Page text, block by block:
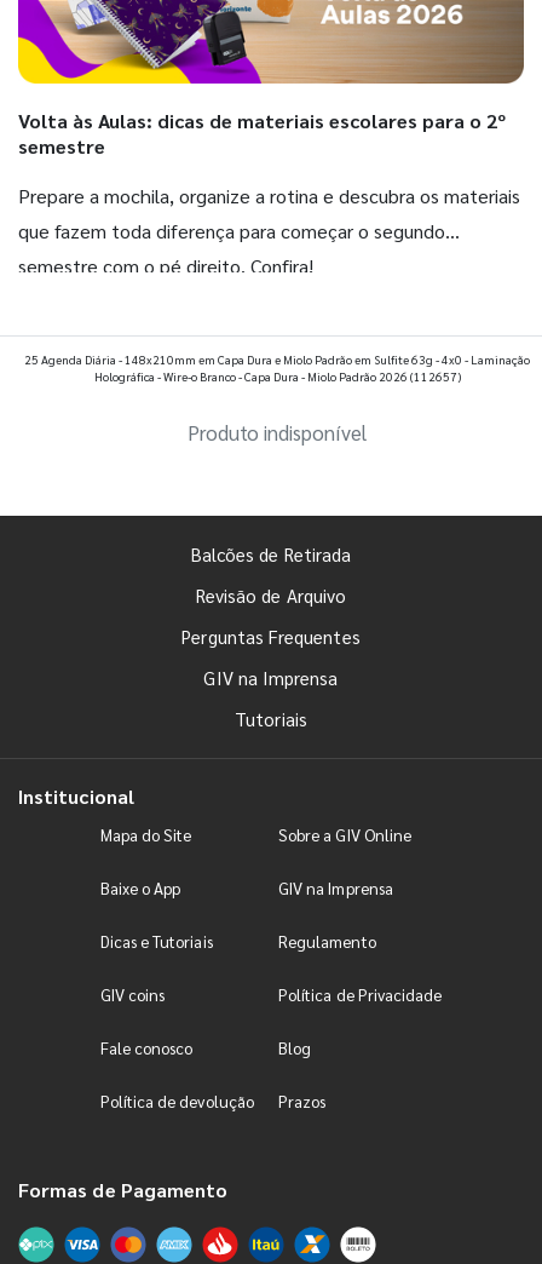
Volta às Aulas: dicas de materiais escolares para o 2º
semestre
Prepare a mochila, organize a rotina e descubra os materiais
que fazem toda diferença para começar o segundo
semestre com o pé direito. Confira!
25 Agenda Diária - 148x210mm em Capa Dura e Miolo Padrão em Sulfite 63g - 4x0 - Laminação
Holográfica - Wire-o Branco - Capa Dura - Miolo Padrão 2026 (112657)
Produto indisponível
Balcões de Retirada
Revisão de Arquivo
Perguntas Frequentes
GIV na Imprensa
Tutoriais
Institucional
Mapa do Site Sobre a GIV Online
Baixe o App GIV na Imprensa
Dicas e Tutoriais Regulamento
GIV coins Política de Privacidade
Fale conosco Blog
Política de devolução Prazos
Formas de Pagamento